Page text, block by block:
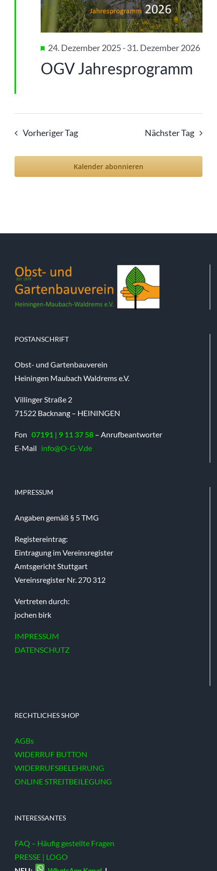
Juni
2026
OGV Jahresprogramm
Hervorgehoben
24. Dezember 2025-31. Dezember 2026
Vorheriger Tag Nächster Tag
Kalender abonnieren
POSTANSCHRIFT
Obst- und Gartenbauverein
Heiningen Maubach Waldrems e.V.
Villinger Straße 2
71522 Backnang – HEININGEN
Fon 07191 | 9 11 37 58 – Anrufbeantworter
E-Mail info@O-G-V.de
IMPRESSUM
Angaben gemäß § 5 TMG
Registereintrag:
Eintragung im Vereinsregister
Amtsgericht Stuttgart
Vereinsregister Nr. 270 312
Vertreten durch:
jochen birk
IMPRESSUM
DATENSCHUTZ
RECHTLICHES SHOP
AGBs
WIDERRUF BUTTON
WIDERRUFSBELEHRUNG
ONLINE STREITBEILEGUNG
INTERESSANTES
FAQ – Häufig gestellte Fragen
PRESSE | LOGO